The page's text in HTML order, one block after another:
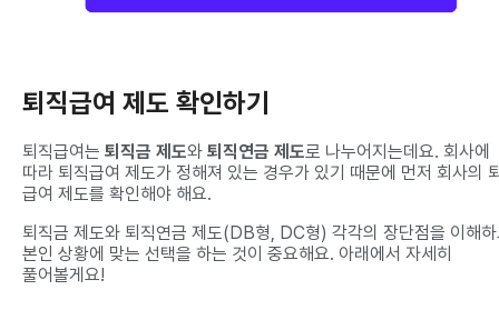
퇴직급여 제도 확인하기
퇴직급여는 퇴직금 제도와 퇴직연금 제도로 나누어지는데요. 회사에
따라 퇴직급여 제도가 정해져 있는 경우가 있기 때문에 먼저 회사의
급여 제도를 확인해야 해요.
퇴직금 제도와 퇴직연금 제도(DB형, DC형) 각각의 장단점을 이해
본인 상황에 맞는 선택을 하는 것이 중요해요. 아래에서 자세히
풀어볼게요!